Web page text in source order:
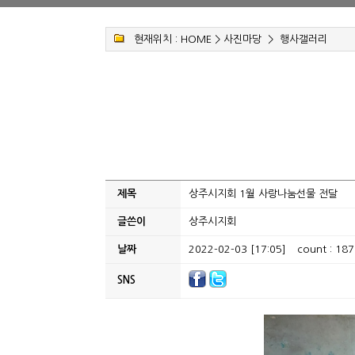
현재위치 : HOME > 사진마당> 행사갤러리
제목 상주시지회 1월 사랑나눔선물 전달
글쓴이 상주시지회
날짜 2022-02-03 [17:05] count :
SNS